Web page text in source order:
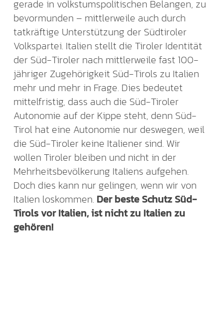
gerade in volkstumspolitischen Belangen, zu
bevormunden – mittlerweile auch durch
tatkräftige Unterstützung der Südtiroler
Volkspartei. Italien stellt die Tiroler Identität
der Süd-Tiroler nach mittlerweile fast 100-
jähriger Zugehörigkeit Süd-Tirols zu Italien
mehr und mehr in Frage. Dies bedeutet
mittelfristig, dass auch die Süd-Tiroler
Autonomie auf der Kippe steht, denn Süd-
Tirol hat eine Autonomie nur deswegen, weil
die Süd-Tiroler keine Italiener sind. Wir
wollen Tiroler bleiben und nicht in der
Mehrheitsbevölkerung Italiens aufgehen.
Doch dies kann nur gelingen, wenn wir von
Italien loskommen. Der beste Schutz Süd-
Tirols vor Italien, ist nicht zu Italien zu
gehören!